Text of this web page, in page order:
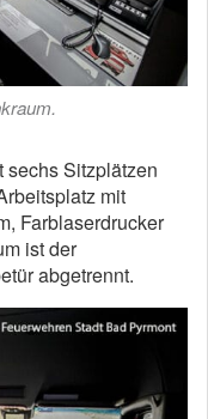
sechs Sitzplätzen
mit
Farblaserdrucker
ist der
abgetrennt.